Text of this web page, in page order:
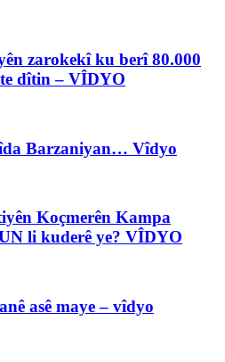
zarokekî ku berî 80.000
dîtin – VÎDYO
Barzaniyan… Vîdyo
Koçmerên Kampa
li kuderê ye? VÎDYO
asê maye – vîdyo